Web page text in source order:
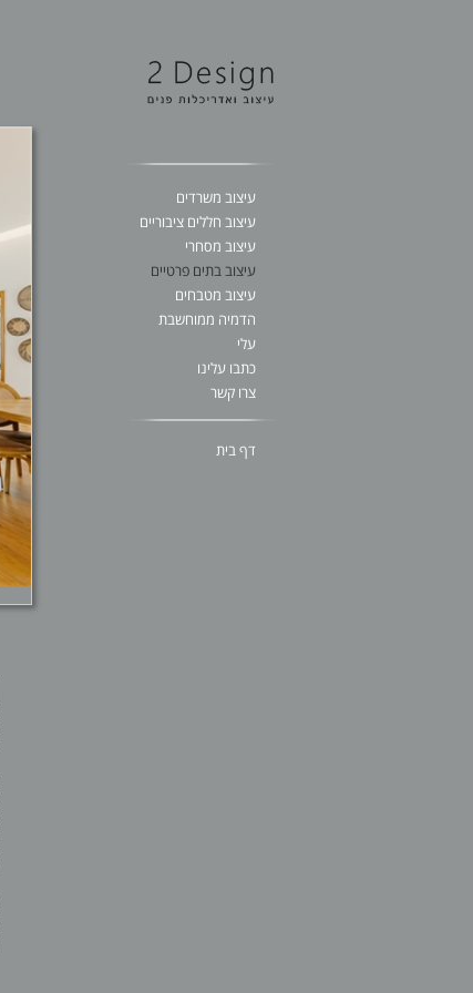
עיצוב משרדים
עיצוב חללים ציבוריים
עיצוב מסחרי
עיצוב בתים פרטיים
עיצוב מטבחים
הדמיה ממוחשבת
עלי
כתבו עלינו
צרו קשר
דף בית